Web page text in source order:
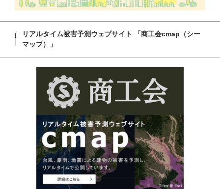
リアルタイム被害予測ウェブサイト 「商工会cmap（シー
マップ）」